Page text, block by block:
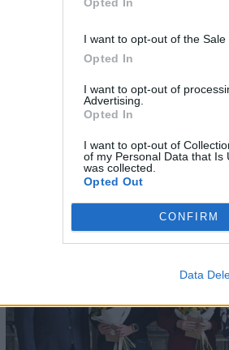
I want to opt-out of the Sale
Opted In
I want to opt-out of
Advertising.
Opted In
I want to opt-out of
of my Personal Data that Is
was collected.
Opted Out
CONFIRM
Data
Drebėjo ir jos balsas, o iškart po
sutarėme jau kitą dieną, tačiau